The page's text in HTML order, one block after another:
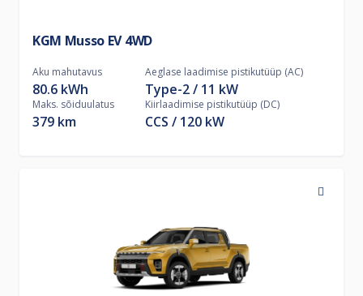
KGM Musso EV 4WD
Aku mahutavus
80.6 kWh
Maks. sõiduulatus
379 km
Aeglase laadimise pistikutüüp (AC)
Type-2 11 kW
Kiirlaadimise pistikutüüp (DC)
CCS 120 kW